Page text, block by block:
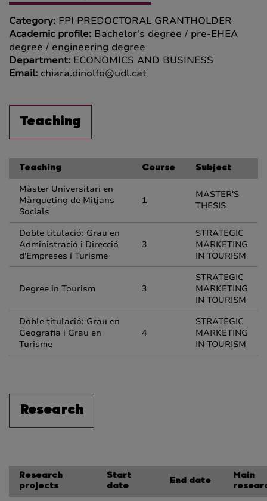
Category: FPI PREDOCTORAL GRANTHOLDER
Academic profile: Bachelor's degree / pre-EHEA
degree / engineering degree
Department: ECONOMICS AND BUSINESS
Email: chiara.dinolfo@udl.cat
Teaching
Teaching Course Subject
Màster Universitari en
Màrqueting de Mitjans
Socials
1
MASTER'S
THESIS
Doble titulació: Grau en
Administració i Direcció
d'Empreses i Turisme
3
STRATEGIC
MARKETING
IN TOURISM
Degree in Tourism 3
STRATEGIC
MARKETING
IN TOURISM
Doble titulació: Grau en
Geografia i Grau en
Turisme
4
STRATEGIC
MARKETING
IN TOURISM
Research
Research
projects
Start
date
End date
Main